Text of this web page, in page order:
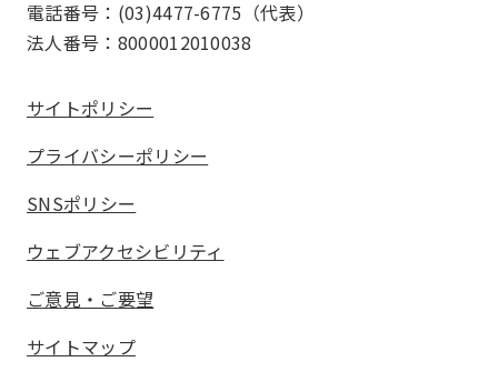
電話番号：(03)4477-6775（代表）
法人番号：8000012010038
サイトポリシー
プライバシーポリシー
SNSポリシー
ウェブアクセシビリティ
ご意見・ご要望
サイトマップ